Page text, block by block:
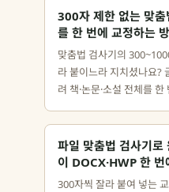
300자 제한 없는 맞춤
를 한 번에 교정하는
맞춤법 검사기의
라 붙이느라 지치셨나요?
려 책·논문·소설 전체를
파일 맞춤법 검사기
이 DOCX·HWP 한 번
300자씩 잘라 붙여 넣는